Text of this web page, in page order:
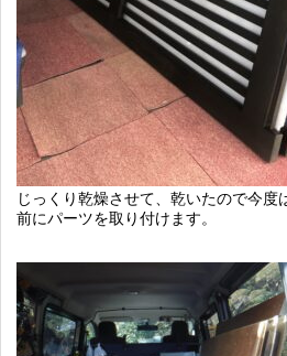
じっくり乾燥させて、乾いたので今度
前にパーツを取り付けます。